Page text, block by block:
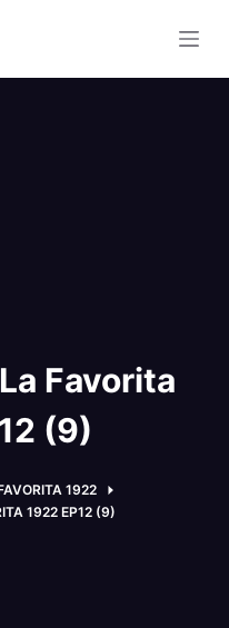
Favorita
(9)
1922
1922 EP12 (9)